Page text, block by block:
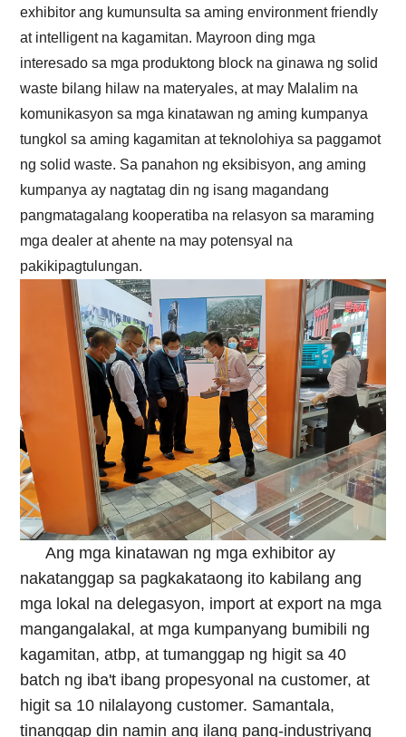
exhibitor ang kumunsulta sa aming environment friendly
at intelligent na kagamitan. Mayroon ding mga
interesado sa mga produktong block na ginawa ng solid
waste bilang hilaw na materyales, at may Malalim na
komunikasyon sa mga kinatawan ng aming kumpanya
tungkol sa aming kagamitan at teknolohiya sa paggamot
ng solid waste. Sa panahon ng eksibisyon, ang aming
kumpanya ay nagtatag din ng isang magandang
pangmatagalang kooperatiba na relasyon sa maraming
mga dealer at ahente na may potensyal na
pakikipagtulungan.
Ang mga kinatawan ng mga exhibitor ay
nakatanggap sa pagkakataong ito kabilang ang
mga lokal na delegasyon, import at export na mga
mangangalakal, at mga kumpanyang bumibili ng
kagamitan, atbp, at tumanggap ng higit sa 40
batch ng iba't ibang propesyonal na customer, at
higit sa 10 nilalayong customer. Samantala,
tinanggap din namin ang ilang pang-industriyang